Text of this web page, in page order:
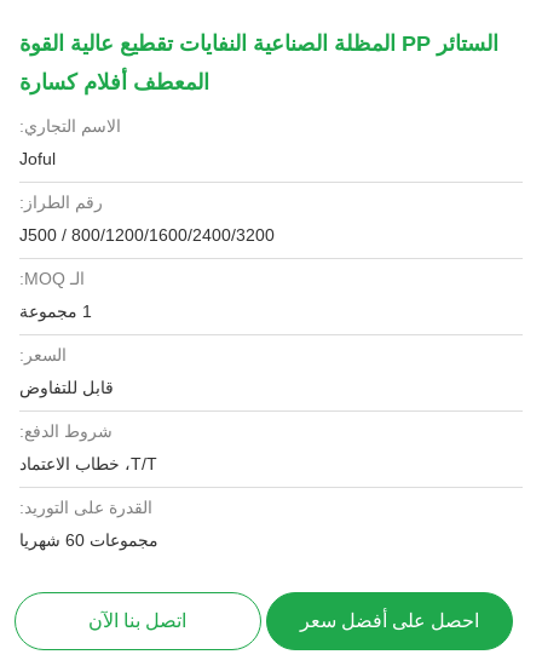
الستائر PP المظلة الصناعية النفايات تقطيع عالية القوة
المعطف أفلام كسارة
الاسم التجاري:
Joful
رقم الطراز:
J500 / 800/1200/1600/2400/3200
الـ MOQ:
1 مجموعة
السعر:
قابل للتفاوض
شروط الدفع:
T/T، خطاب الاعتماد
القدرة على التوريد:
مجموعات 60 شهريا
احصل على أفضل سعر اتصل بنا الآن